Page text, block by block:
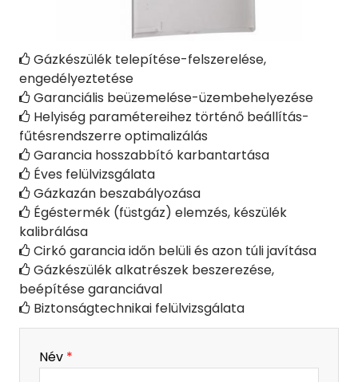
 Gázkészülék telepítése-felszerelése,
engedélyeztetése
 Garanciális beüzemelése-üzembehelyezése
 Helyiség paramétereihez történő beállítás-
fűtésrendszerre optimalizálás
 Garancia hosszabbító karbantartása
 Éves felülvizsgálata
 Gázkazán beszabályozása
 Égéstermék (füstgáz) elemzés, készülék
kalibrálása
 Cirkó garancia időn belüli és azon túli javítása
 Gázkészülék alkatrészek beszerezése,
beépítése garanciával
 Biztonságtechnikai felülvizsgálata
-
Név *